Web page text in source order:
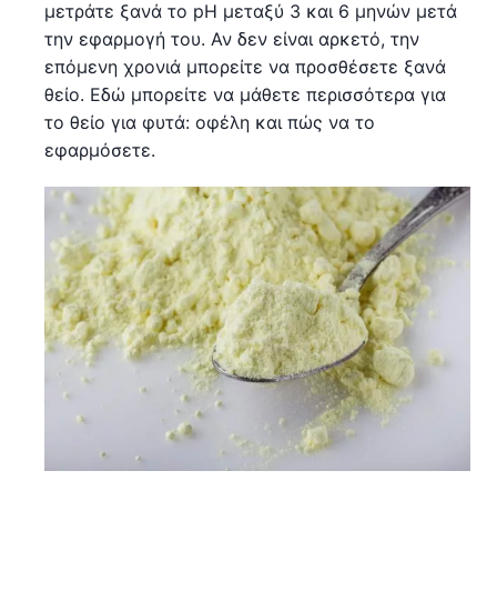
μετράτε ξανά το pH μεταξύ 3 και 6 μηνών μετά
την εφαρμογή του. Αν δεν είναι αρκετό, την
επόμενη χρονιά μπορείτε να προσθέσετε ξανά
θείο. Εδώ μπορείτε να μάθετε περισσότερα για
το θείο για φυτά: οφέλη και πώς να το
εφαρμόσετε.